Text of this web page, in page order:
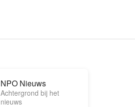
NPO Nieuws
Achtergrond bij het
nieuws